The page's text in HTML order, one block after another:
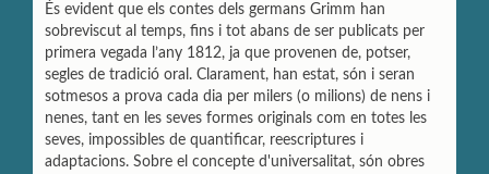
És evident que els contes dels germans Grimm han
sobreviscut al temps, fins i tot abans de ser publicats per
primera vegada l’any 1812, ja que provenen de, potser,
segles de tradició oral. Clarament, han estat, són i seran
sotmesos a prova cada dia per milers (o milions) de nens i
nenes, tant en les seves formes originals com en totes les
seves, impossibles de quantificar, reescriptures i
adaptacions. Sobre el concepte d'universalitat, són obres